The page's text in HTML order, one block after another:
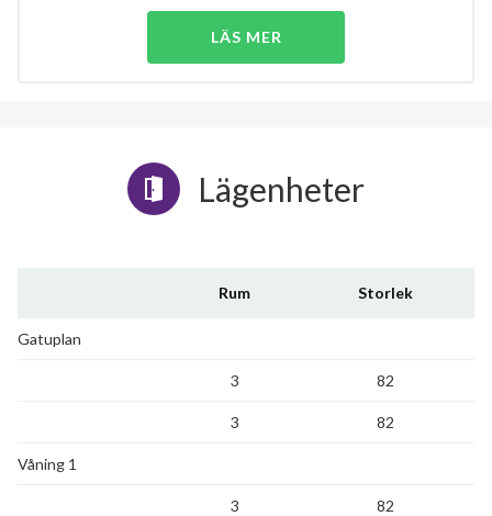
LÄS MER
Lägenheter
Rum Storlek
Gatuplan
3 82
3 82
Våning 1
3 82